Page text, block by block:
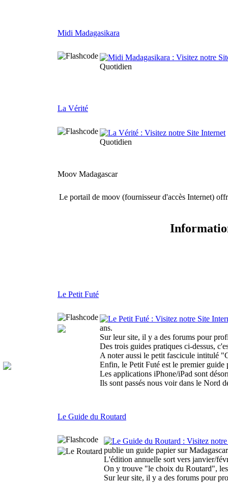
Midi Madagasikara
Quotidien
La Vérité
Quotidien
Moov Madagascar
Le portail de moov (fournisseur d'accès Internet)
Le Petit Futé
ans.
Sur leur site, il y a des forums pour
Des trois guides pratiques ci-dessus,
A noter aussi le petit fascicule intitulé
Enfin, le Petit Futé est le premier
Les applications iPhone/iPad sont
Ils sont passés nous voir dans le Nord
Le Guide du Routard
publie un guide papier sur
L'édition annuelle sort vers janvier/
On y trouve "le choix du Routard", les
Sur leur site, il y a des forums pour